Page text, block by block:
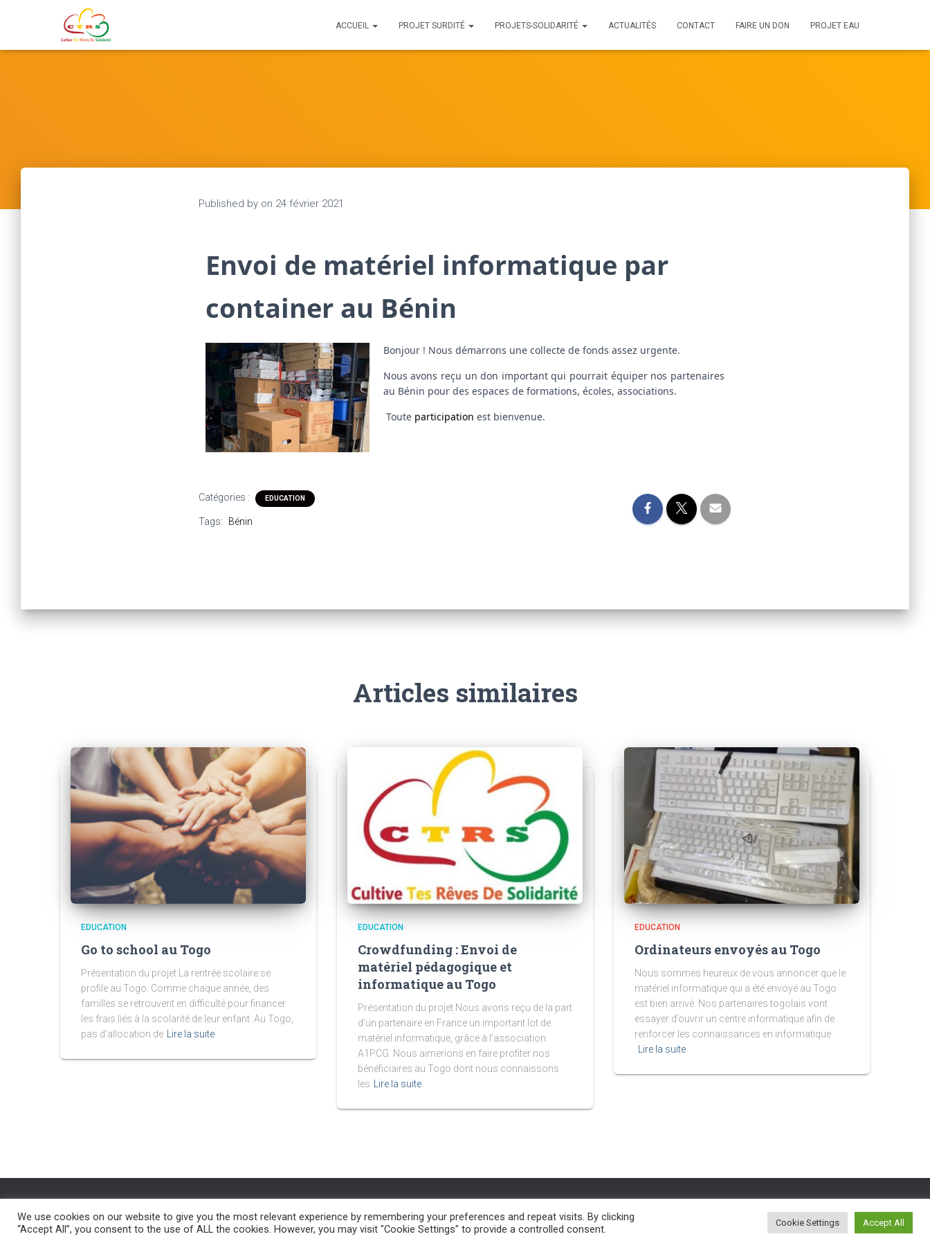
ACCUEIL PROJET SURDITÉ PROJETS-SOLIDARITÉ ACTUALITÉS CONTACT FAIRE UN DON PROJET EAU
Published by on 24 février 2021
Envoi de matériel informatique par
container au Bénin
Bonjour ! Nous démarrons une collecte de fonds assez urgente.
Nous avons reçu un don important qui pourrait équiper nos partenaires
au Bénin pour des espaces de formations, écoles, associations.
Toute participation est bienvenue.
Catégories : EDUCATION
Tags: Bénin
Articles similaires
EDUCATION
Go to school au Togo
Présentation du projet La rentrée scolaire se
profile au Togo. Comme chaque année, des
familles se retrouvent en difficulté pour financer
les frais liés à la scolarité de leur enfant. Au Togo,
pas d’allocation de Lire la suite
EDUCATION
Crowdfunding : Envoi de
matériel pédagogique et
informatique au Togo
Présentation du projet Nous avons reçu de la part
d’un partenaire en France un important lot de
matériel informatique, grâce à l’association
A1PCG. Nous aimerions en faire profiter nos
bénéficiaires au Togo dont nous connaissons
les Lire la suite
EDUCATION
Ordinateurs envoyés au Togo
Nous sommes heureux de vous annoncer que le
matériel informatique qui a été envoyé au Togo
est bien arrivé. Nos partenaires togolais vont
essayer d’ouvrir un centre informatique afin de
renforcer les connaissances en informatique
Lire la suite
ACCUEIL PROJET SURDITÉ PROJETS-SOLIDARITÉ ACTUALITÉS CONTACT FAIRE UN DON PROJET EAU Hestia | Développé par ThemeIsle
We use cookies on our website to give you the most relevant experience by remembering your preferences and repeat visits. By clicking
“Accept All”, you consent to the use of ALL the cookies. However, you may visit "Cookie Settings" to provide a controlled consent.
Cookie Settings Accept All